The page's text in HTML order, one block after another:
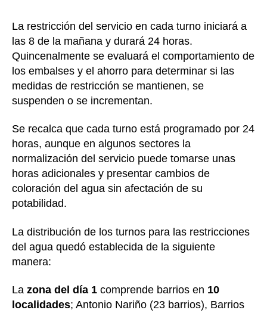
La restricción del servicio en cada turno iniciará a
las 8 de la mañana y durará 24 horas.
Quincenalmente se evaluará el comportamiento de
los embalses y el ahorro para determinar si las
medidas de restricción se mantienen, se
suspenden o se incrementan.
Se recalca que cada turno está programado por 24
horas, aunque en algunos sectores la
normalización del servicio puede tomarse unas
horas adicionales y presentar cambios de
coloración del agua sin afectación de su
potabilidad.
La distribución de los turnos para las restricciones
del agua quedó establecida de la siguiente
manera:
La zona del día 1 comprende barrios en 10
localidades; Antonio Nariño (23 barrios), Barrios